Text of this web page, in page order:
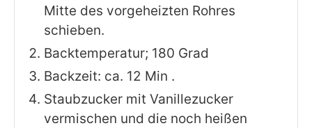
Mitte des vorgeheizten Rohres
schieben.
Backtemperatur; 180 Grad
Backzeit: ca. 12 Min .
Staubzucker mit Vanillezucker
vermischen und die noch heißen